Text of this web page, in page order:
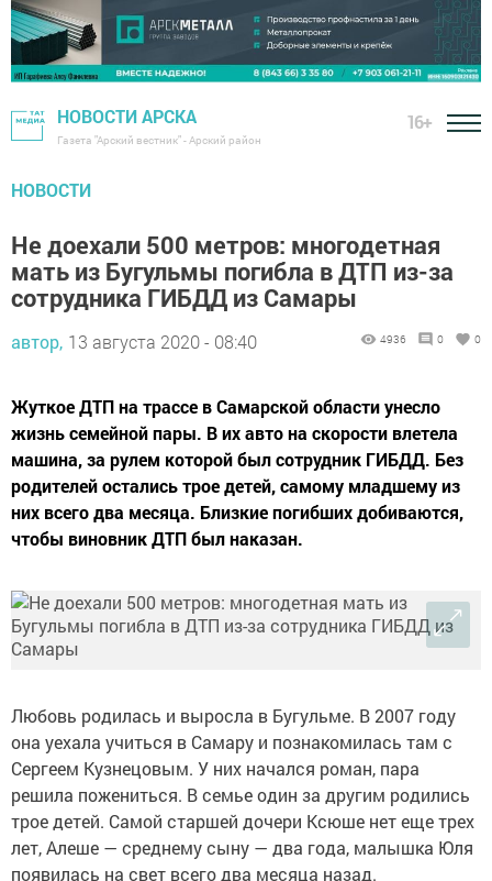
НОВОСТИ АРСКА
Газета "Арский вестник" - Арский район
16+
НОВОСТИ
Не доехали 500 метров: многодетная
мать из Бугульмы погибла в ДТП из-за
сотрудника ГИБДД из Самары
автор, 13 августа 2020 - 08:40 4936 0 0
Жуткое ДТП на трассе в Самарской области унесло
жизнь семейной пары. В их авто на скорости влетела
машина, за рулем которой был сотрудник ГИБДД. Без
родителей остались трое детей, самому младшему из
них всего два месяца. Близкие погибших добиваются,
чтобы виновник ДТП был наказан.
Любовь родилась и выросла в Бугульме. В 2007 году
она уехала учиться в Самару и познакомилась там с
Сергеем Кузнецовым. У них начался роман, пара
решила пожениться. В семье один за другим родились
трое детей. Самой старшей дочери Ксюше нет еще трех
лет, Алеше — среднему сыну — два года, малышка Юля
появилась на свет всего два месяца назад.